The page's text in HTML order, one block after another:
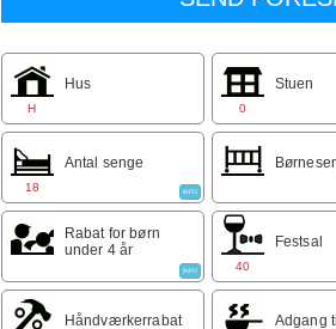
Priser:
Enkeltværelser: 390 DKK pr. nat
Dobbeltværelser: 590 DKK pr. nat
Familierum til 3 personer: 790 DKK pr. nat
Morgenmad: 90 DKK pr. person
H
Hus
0
Stuen
18
Antal senge
INFO
Rabat for børn
under 4 år
INFO 40
Festsal
Håndværkerrabat Adgang